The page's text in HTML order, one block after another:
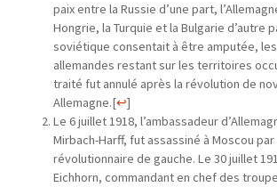
paix entre la Russie d’une part,
Hongrie, la Turquie et la Bulgarie d’autre
soviétique consentait à être amputée,
allemandes restant sur les territoires
traité fut annulé après la révolution de
Allemagne.[↩]
Le 6 juillet 1918, l’ambassadeur
Mirbach-Harff, fut assassiné à Moscou
révolutionnaire de gauche. Le 30 juillet
Eichhorn, commandant en chef des